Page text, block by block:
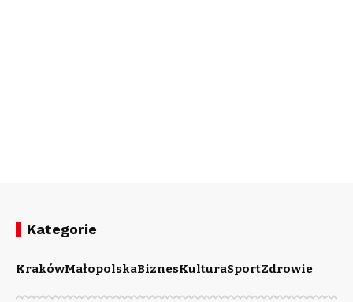
Kategorie
KrakówMałopolskaBiznesKulturaSportZdrowie